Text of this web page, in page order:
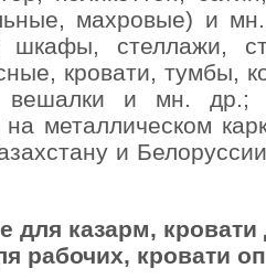
махровые) и
стеллажи,
кровати, тумбы,
вешалки и мн. др.;
металлическом
и
для казарм, кровати
рабочих, кровати